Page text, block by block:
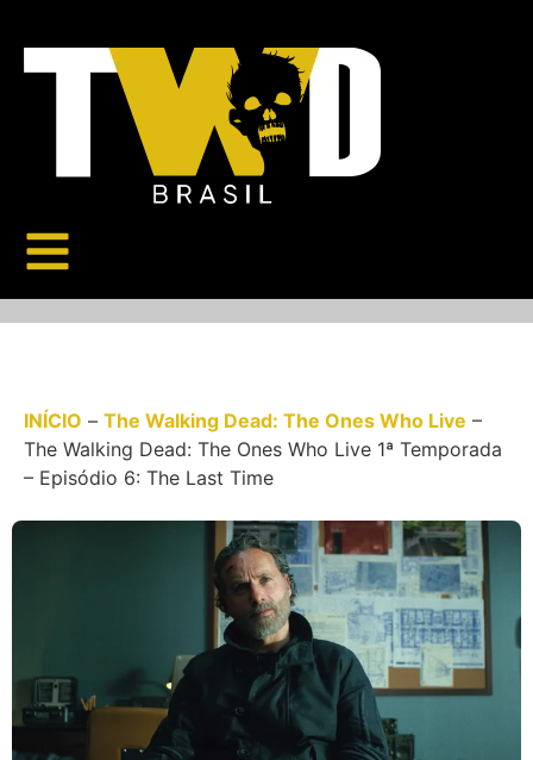
INÍCIO – The Walking Dead: The Ones Who Live –
The Walking Dead: The Ones Who Live 1ª Temporada
– Episódio 6: The Last Time